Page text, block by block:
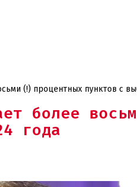
восьми (!) процентных пунктов
более
года